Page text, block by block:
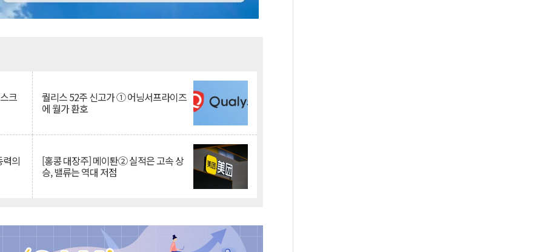
크 퀄리스 52주 신고가 ① 어닝서프라이즈
에 월가 환호
의 [홍콩 대장주] 메이퇀② 실적은 고속 상
승, 밸류는 역대 저점